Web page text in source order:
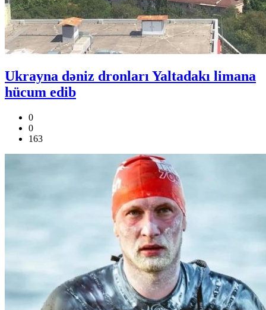
Ukrayna dəniz dronları Yaltadakı limana
hücum edib
0
0
163